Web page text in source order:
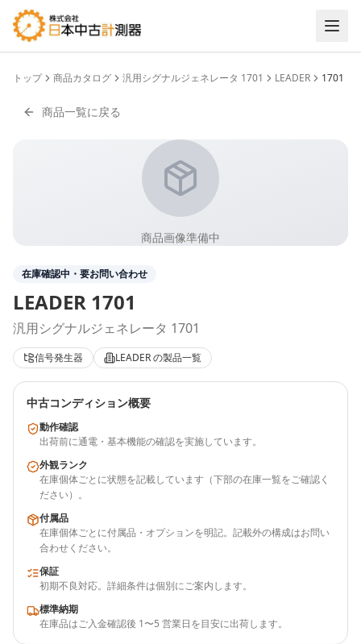
トップ 商品カタログ 汎用シグナルジェネレータ 1701 LEADER 1701
商品一覧に戻る
商品画像準備中
在庫確認中・要お問い合わせ
LEADER 1701
汎用シグナルジェネレータ 1701
信号発生器 LEADERの製品一覧
中古コンディション概要
動作確認
出荷前に通電・基本機能の確認を実施しています。
外観ランク
在庫個体ごとに状態を記載しています（下部の在庫一覧をご確認く
ださい）。
付属品
在庫個体ごとに付属品・オプションを明記。記載外の構成はお問い
合わせください。
保証
初期不良対応。詳細条件は個別にご案内します。
標準納期
在庫品はご入金確認後 1〜5 営業日を目安に出荷します。